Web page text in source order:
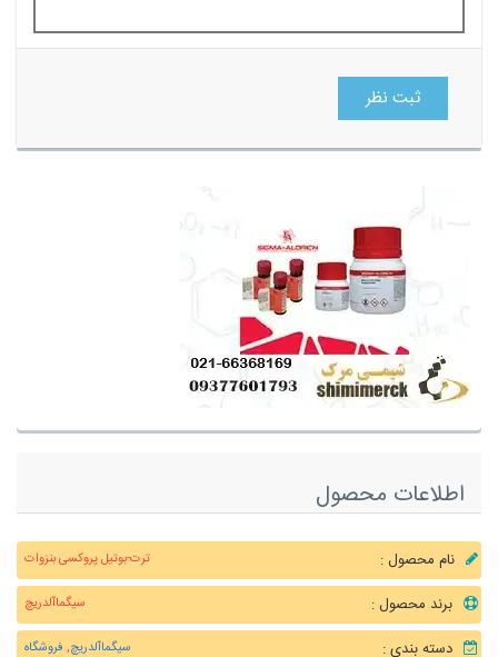
ثبت نظر
اطلاعات محصول
نام محصول : ترت-بوتیل پروکسی بنزوات
برند محصول : سیگماآلدریچ
دسته بندی : سیگماآلدریچ, فروشگاه